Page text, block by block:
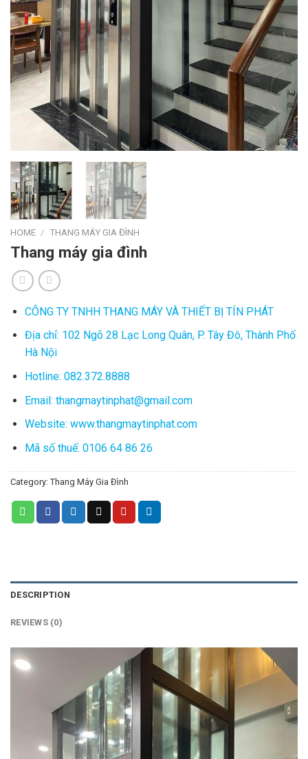
HOME / THANG MÁY GIA ĐÌNH
Thang máy gia đình
CÔNG TY TNHH THANG MÁY VÀ THIẾT BỊ TÍN PHÁT
Địa chỉ: 102 Ngõ 28 Lạc Long Quân, P. Tây Đô, Thành Phố
Hà Nội
Hotline: 082.372.8888
Email: thangmaytinphat@gmail.com
Website: www.thangmaytinphat.com
Mã số thuế: 0106 64 86 26
Category: Thang Máy Gia Đình
DESCRIPTION
REVIEWS (0)